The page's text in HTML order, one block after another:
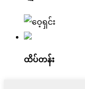
ထိပ်တန်း